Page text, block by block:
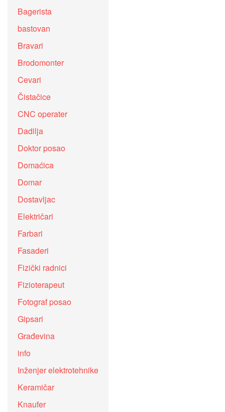
Bagerista
bastovan
Bravari
Brodomonter
Cevari
Čistačice
CNC operater
Dadilja
Doktor posao
Domaćica
Domar
Dostavljac
Električari
Farbari
Fasaderi
Fizički radnici
Fizioterapeut
Fotograf posao
Gipsari
Građevina
info
Inženjer elektrotehnike
Keramičar
Knaufer